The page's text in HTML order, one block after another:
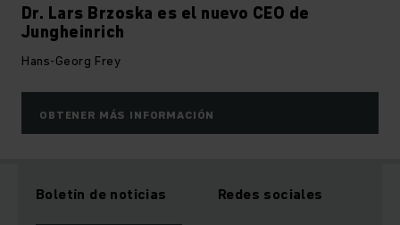
Dr. Lars Brzoska es el nuevo CEO de
Jungheinrich
Hans-Georg Frey
OBTENER MÁS INFORMACIÓN
Boletín de noticias Redes sociales